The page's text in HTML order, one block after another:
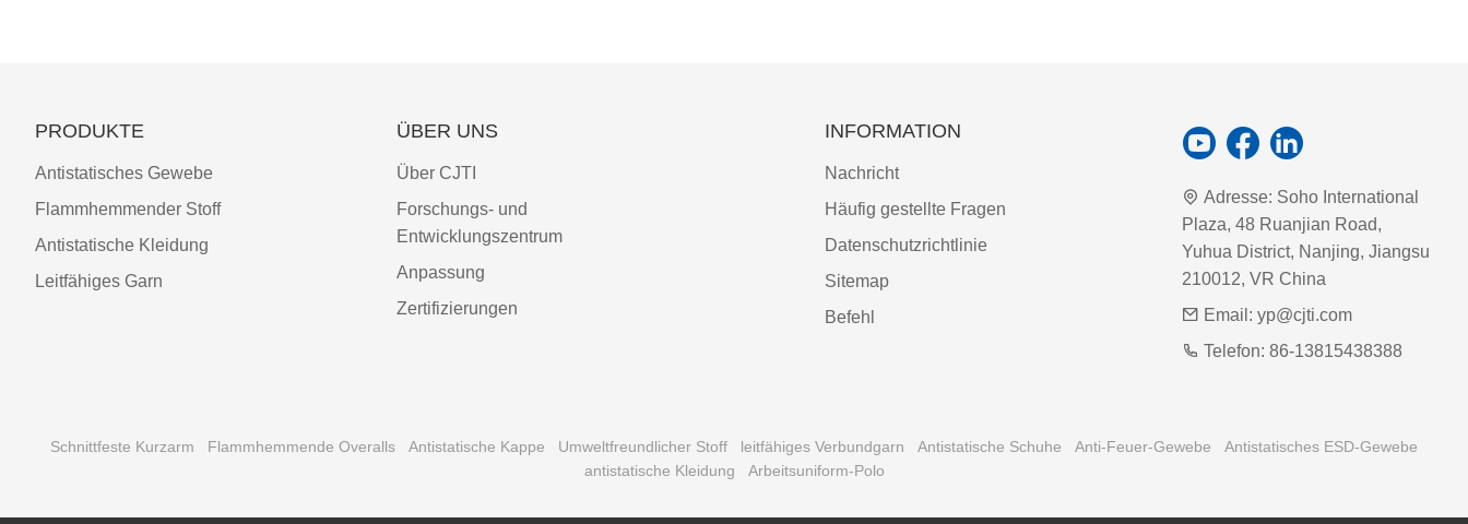
PRODUKTE
Antistatisches Gewebe
Flammhemmender Stoff
Antistatische Kleidung
Leitfähiges Garn
ÜBER UNS
Über CJTI
Forschungs- und
Entwicklungszentrum
Anpassung
Zertifizierungen
INFORMATION
Nachricht
Häufig gestellte Fragen
Datenschutzrichtlinie
Sitemap
Befehl
Adresse: Soho International
Plaza, 48 Ruanjian Road,
Yuhua District, Nanjing, Jiangsu
210012, VR China
Email: yp@cjti.com
Telefon: 86-13815438388
Schnittfeste Kurzarm Flammhemmende Overalls Antistatische Kappe Umweltfreundlicher Stoff leitfähiges Verbundgarn Antistatische Schuhe Anti-Feuer-Gewebe
Antistatisches ESD-Gewebe
antistatische Kleidung
Arbeitsuniform-Polo